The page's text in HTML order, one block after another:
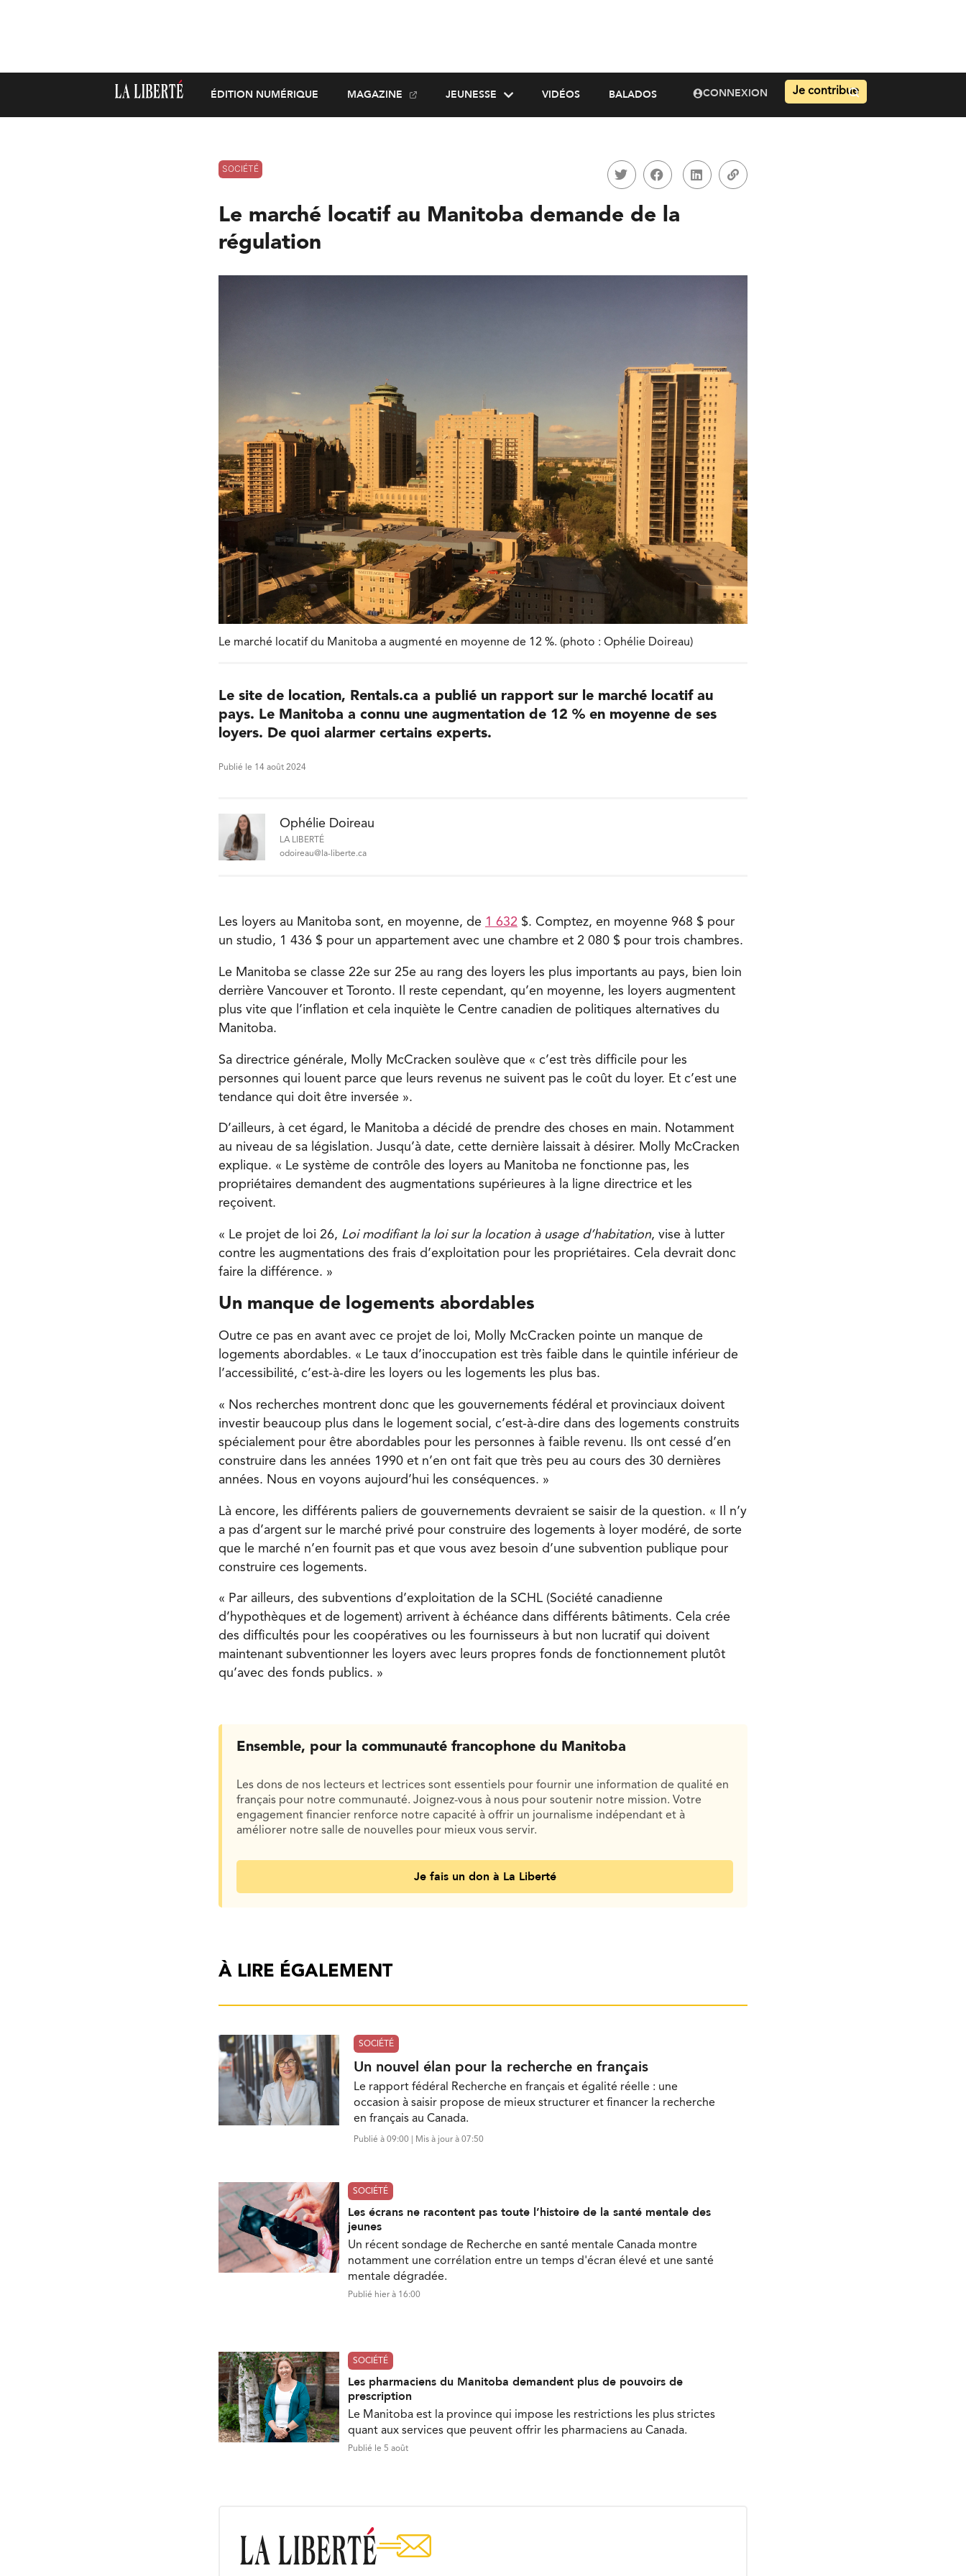
ÉDITION NUMÉRIQUE MAGAZINE JEUNESSE VIDÉOS BALADOS CONNEXION Je contribue
SOCIÉTÉ
Le marché locatif au Manitoba demande de la
régulation
Le marché locatif du Manitoba a augmenté en moyenne de 12 %. (photo : Ophélie Doireau)
Le site de location, Rentals.ca a publié un rapport sur le marché locatif au
pays. Le Manitoba a connu une augmentation de 12 % en moyenne de ses
loyers. De quoi alarmer certains experts.
Publié le 14 août 2024
Ophélie Doireau
LA LIBERTÉ
odoireau@la-liberte.ca
Les loyers au Manitoba sont, en moyenne, de 1 632 $. Comptez, en moyenne 968 $ pour
un studio, 1 436 $ pour un appartement avec une chambre et 2 080 $ pour trois chambres.
Le Manitoba se classe 22e sur 25e au rang des loyers les plus importants au pays, bien loin
derrière Vancouver et Toronto. Il reste cependant, qu’en moyenne, les loyers augmentent
plus vite que l’inflation et cela inquiète le Centre canadien de politiques alternatives du
Manitoba.
Sa directrice générale, Molly McCracken soulève que « c’est très difficile pour les
personnes qui louent parce que leurs revenus ne suivent pas le coût du loyer. Et c’est une
tendance qui doit être inversée ».
D’ailleurs, à cet égard, le Manitoba a décidé de prendre des choses en main. Notamment
au niveau de sa législation. Jusqu’à date, cette dernière laissait à désirer. Molly McCracken
explique. « Le système de contrôle des loyers au Manitoba ne fonctionne pas, les
propriétaires demandent des augmentations supérieures à la ligne directrice et les
reçoivent.
« Le projet de loi 26, Loi modifiant la loi sur la location à usage d’habitation, vise à lutter
contre les augmentations des frais d’exploitation pour les propriétaires. Cela devrait donc
faire la différence. »
Un manque de logements abordables
Outre ce pas en avant avec ce projet de loi, Molly McCracken pointe un manque de
logements abordables. « Le taux d’inoccupation est très faible dans le quintile inférieur de
l’accessibilité, c’est-à-dire les loyers ou les logements les plus bas.
« Nos recherches montrent donc que les gouvernements fédéral et provinciaux doivent
investir beaucoup plus dans le logement social, c’est-à-dire dans des logements construits
spécialement pour être abordables pour les personnes à faible revenu. Ils ont cessé d’en
construire dans les années 1990 et n’en ont fait que très peu au cours des 30 dernières
années. Nous en voyons aujourd’hui les conséquences. »
Là encore, les différents paliers de gouvernements devraient se saisir de la question. « Il n’y
a pas d’argent sur le marché privé pour construire des logements à loyer modéré, de sorte
que le marché n’en fournit pas et que vous avez besoin d’une subvention publique pour
construire ces logements.
« Par ailleurs, des subventions d’exploitation de la SCHL (Société canadienne
d’hypothèques et de logement) arrivent à échéance dans différents bâtiments. Cela crée
des difficultés pour les coopératives ou les fournisseurs à but non lucratif qui doivent
maintenant subventionner les loyers avec leurs propres fonds de fonctionnement plutôt
qu’avec des fonds publics. »
Ensemble, pour la communauté francophone du Manitoba
Les dons de nos lecteurs et lectrices sont essentiels pour fournir une information de qualité en
français pour notre communauté. Joignez-vous à nous pour soutenir notre mission. Votre
engagement financier renforce notre capacité à offrir un journalisme indépendant et à
améliorer notre salle de nouvelles pour mieux vous servir.
Je fais un don à La Liberté
À LIRE ÉGALEMENT
SOCIÉTÉ
Un nouvel élan pour la recherche en français
Le rapport fédéral Recherche en français et égalité réelle : une
occasion à saisir propose de mieux structurer et financer la recherche
en français au Canada.
Publié à 09:00 | Mis à jour à 07:50
SOCIÉTÉ
Les écrans ne racontent pas toute l’histoire de la santé mentale des
jeunes
Un récent sondage de Recherche en santé mentale Canada montre
notamment une corrélation entre un temps d'écran élevé et une santé
mentale dégradée.
Publié hier à 16:00
SOCIÉTÉ
Les pharmaciens du Manitoba demandent plus de pouvoirs de
prescription
Le Manitoba est la province qui impose les restrictions les plus strictes
quant aux services que peuvent offrir les pharmaciens au Canada.
Publié le 5 août